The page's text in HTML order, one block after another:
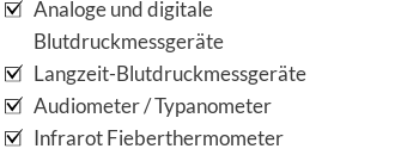
Analoge und digitale
Blutdruckmessgeräte
Langzeit-Blutdruckmessgeräte
Audiometer / Typanometer
Infrarot Fieberthermometer